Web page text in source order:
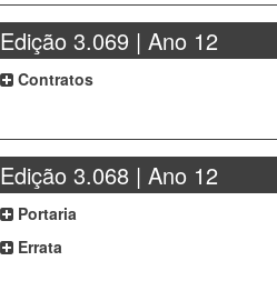
Edição 3.069 | Ano 12
Contratos
Edição 3.068 | Ano 12
Portaria
Errata